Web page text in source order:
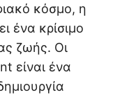
κόσμο, η
ένα κρίσιμο
ζωής. Οι
είναι ένα